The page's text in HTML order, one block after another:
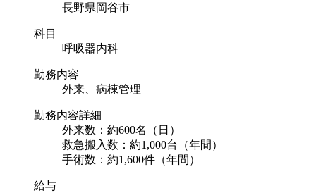
長野県岡谷市
科目
呼吸器内科
勤務内容
外来、病棟管理
勤務内容詳細
外来数：約600名（日）
救急搬入数：約1,000台（年間）
手術数：約1,600件（年間）
給与